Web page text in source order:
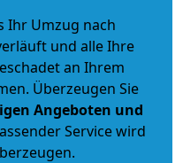
Ihr Umzug nach
und alle Ihre
an Ihrem
Überzeugen Sie
Angeboten und
Service wird